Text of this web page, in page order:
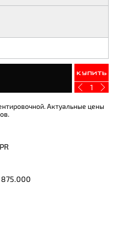
Купить
1
Актуальные цены